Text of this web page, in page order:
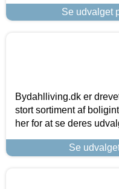
Se udvalget
Bydahlliving.dk er
stort sortiment af
her for at se deres
Se